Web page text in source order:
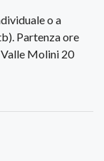
o a
Partenza ore
Molini 20